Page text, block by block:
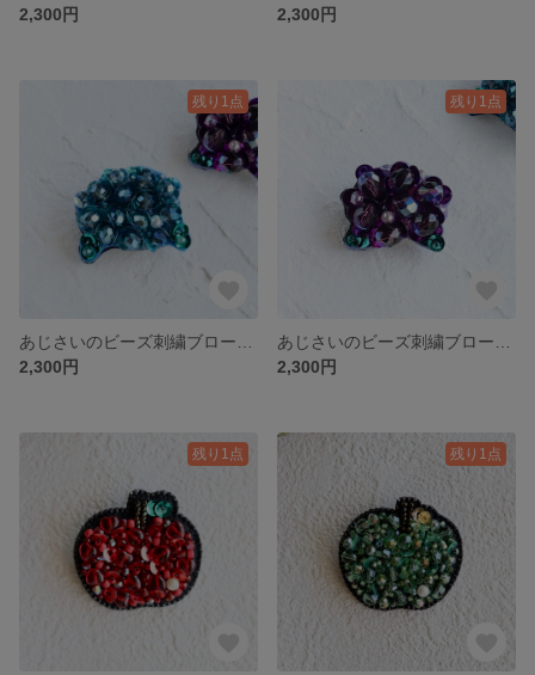
2,300円
2,300円
残り1点
2,300円
残り1点
2,300円
残り1点 残り1点